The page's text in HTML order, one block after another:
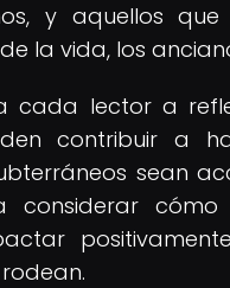
y aquellos
la vida, los
cada lector a
contribuir a
sean
considerar cómo